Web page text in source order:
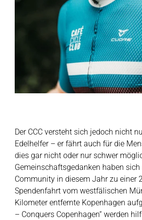
Der CCC versteht sich jedoch nicht
Edelhelfer – er fährt auch für die
dies gar nicht oder nur schwer
Gemeinschaftsgedanken haben sich
Community in diesem Jahr zu einer
Spendenfahrt vom westfälischen
Kilometer entfernte Kopenhagen
– Conquers Copenhagen“ werden